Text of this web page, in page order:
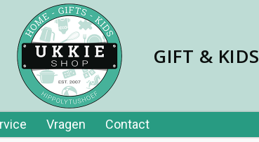
GIFT & KIDS
Vragen Contact